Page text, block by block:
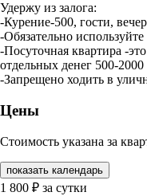
Удержу из залога:
-Курение-500, гости,
-Обязательно
-Посуточная квартира -
отдельных денег 500-2000
-Запрещено ходить в
Цены
Стоимость указана за
показать календарь
1 800 ₽ за сутки